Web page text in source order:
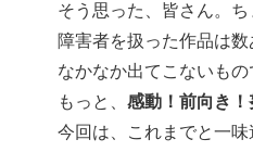
そう思った、皆さん。
障害者を扱った作品は
なかなか出てこないも
もっと、 感動！前向き
今回は、これまでと一